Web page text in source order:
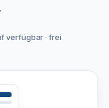
verfügbar · frei